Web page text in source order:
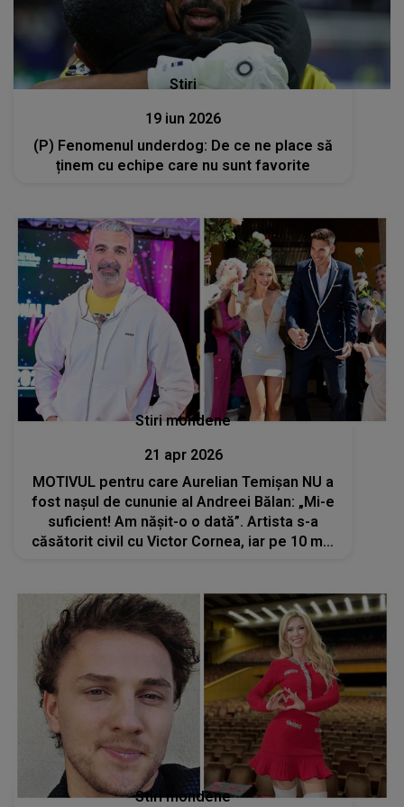
Stiri
19 iun 2026
(P) Fenomenul underdog: De ce ne place să
ținem cu echipe care nu sunt favorite
Stiri mondene
21 apr 2026
MOTIVUL pentru care Aurelian Temișan NU a
fost nașul de cununie al Andreei Bălan: „Mi-e
suficient! Am nășit-o o dată”. Artista s-a
căsătorit civil cu Victor Cornea, iar pe 10 mai
Stiri mondene